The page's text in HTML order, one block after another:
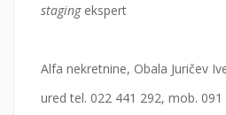
stagingekspert
Alfa nekretnine, Obala Juričev
ured tel. 022 441 292, mob. 091